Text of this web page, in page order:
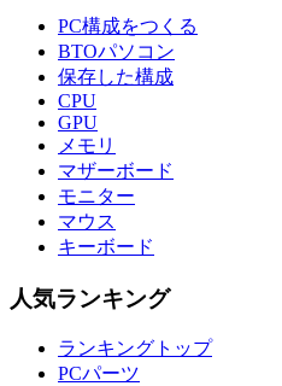
PC構成をつくる
BTOパソコン
保存した構成
CPU
GPU
メモリ
マザーボード
モニター
マウス
キーボード
人気ランキング
ランキングトップ
PCパーツ